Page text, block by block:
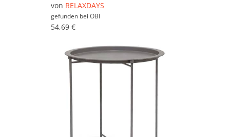
von RELAXDAYS
gefunden bei OBI
54,69 €